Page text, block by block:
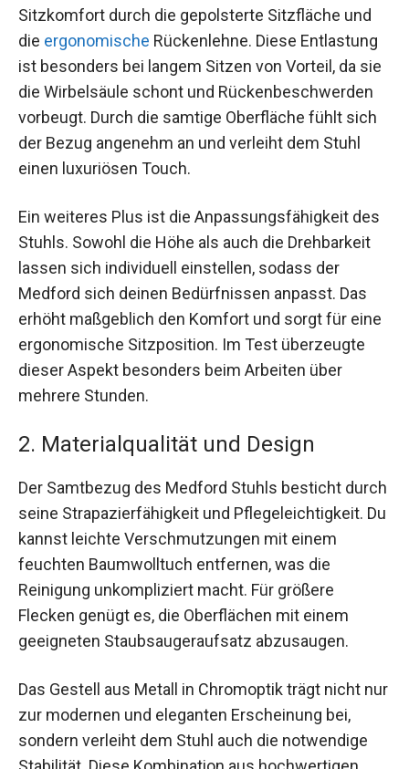
Sitzkomfort durch die gepolsterte Sitzfläche und
die ergonomische Rückenlehne. Diese Entlastung
ist besonders bei langem Sitzen von Vorteil, da sie
die Wirbelsäule schont und Rückenbeschwerden
vorbeugt. Durch die samtige Oberfläche fühlt sich
der Bezug angenehm an und verleiht dem Stuhl
einen luxuriösen Touch.
Ein weiteres Plus ist die Anpassungsfähigkeit des
Stuhls. Sowohl die Höhe als auch die Drehbarkeit
lassen sich individuell einstellen, sodass der
Medford sich deinen Bedürfnissen anpasst. Das
erhöht maßgeblich den Komfort und sorgt für eine
ergonomische Sitzposition. Im Test überzeugte
dieser Aspekt besonders beim Arbeiten über
mehrere Stunden.
2. Materialqualität und Design
Der Samtbezug des Medford Stuhls besticht durch
seine Strapazierfähigkeit und Pflegeleichtigkeit. Du
kannst leichte Verschmutzungen mit einem
feuchten Baumwolltuch entfernen, was die
Reinigung unkompliziert macht. Für größere
Flecken genügt es, die Oberflächen mit einem
geeigneten Staubsaugeraufsatz abzusaugen.
Das Gestell aus Metall in Chromoptik trägt nicht nur
zur modernen und eleganten Erscheinung bei,
sondern verleiht dem Stuhl auch die notwendige